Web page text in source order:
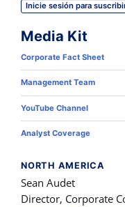
Inicie sesión para
Media Kit
Corporate Fact Sheet
Management Team
YouTube Channel
Analyst Coverage
NORTH AMERICA
Sean Audet
Director, Corporate